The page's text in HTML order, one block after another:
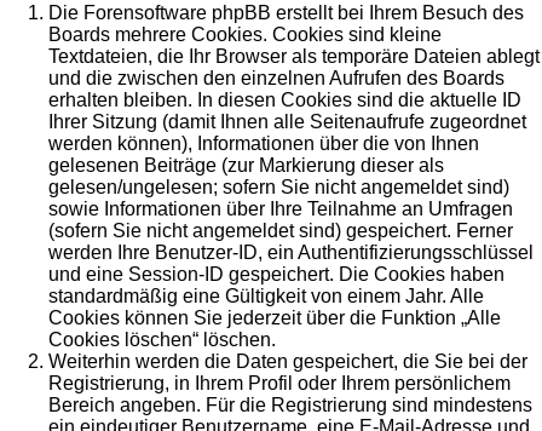
Die Forensoftware phpBB erstellt bei Ihrem Besuch des
Boards mehrere Cookies. Cookies sind kleine
Textdateien, die Ihr Browser als temporäre Dateien ablegt
und die zwischen den einzelnen Aufrufen des Boards
erhalten bleiben. In diesen Cookies sind die aktuelle ID
Ihrer Sitzung (damit Ihnen alle Seitenaufrufe zugeordnet
werden können), Informationen über die von Ihnen
gelesenen Beiträge (zur Markierung dieser als
gelesen/ungelesen; sofern Sie nicht angemeldet sind)
sowie Informationen über Ihre Teilnahme an Umfragen
(sofern Sie nicht angemeldet sind) gespeichert. Ferner
werden Ihre Benutzer-ID, ein Authentifizierungsschlüssel
und eine Session-ID gespeichert. Die Cookies haben
standardmäßig eine Gültigkeit von einem Jahr. Alle
Cookies können Sie jederzeit über die Funktion „Alle
Cookies löschen“ löschen.
Weiterhin werden die Daten gespeichert, die Sie bei der
Registrierung, in Ihrem Profil oder Ihrem persönlichem
Bereich angeben. Für die Registrierung sind mindestens
ein eindeutiger Benutzername, eine E-Mail-Adresse und